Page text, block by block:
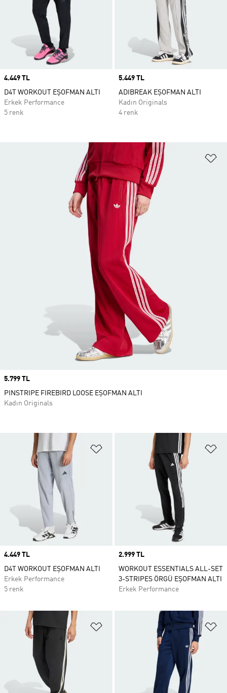
Price
4.449 TL
D4T WORKOUT EŞOFMAN ALTI
Erkek Performance
5 renk
Price
5.449 TL
ADIBREAK EŞOFMAN ALTI
Kadın Originals
4 renk
Favori Listesine Ekle
Price
4.449 TL
D4T WORKOUT EŞOFMAN ALTI
Erkek Performance
5 renk
Price
2.999 TL
WORKOUT ESSENTIALS ALL-SET
3-STRIPES ÖRGÜ EŞOFMAN ALTI
Erkek Performance
Favori Listesine Ekle
Price
5.799 TL
PINSTRIPE FIREBIRD LOOSE EŞOFMAN ALTI
Kadın Originals